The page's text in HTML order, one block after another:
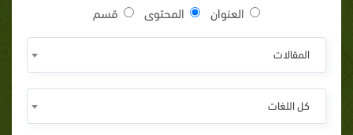
العنوان المحتوى قسم
المقالات
كل اللغات